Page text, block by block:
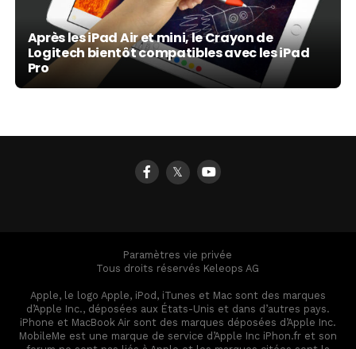
Après les iPad Air et mini, le Crayon de
Logitech bientôt compatibles avec les iPad
Pro
𝕏
Paramètres vie privée
Tous droits réservés Keleops AG
Apple, le logo Apple, iPod, iTunes et Mac sont des marques
d’Apple Inc., déposées aux États-Unis et dans d’autres pays.
iPhone et MacBook Air sont des marques déposées d’Apple Inc.
MobileMe est une marque de service d’Apple Inc iPhon.fr et son